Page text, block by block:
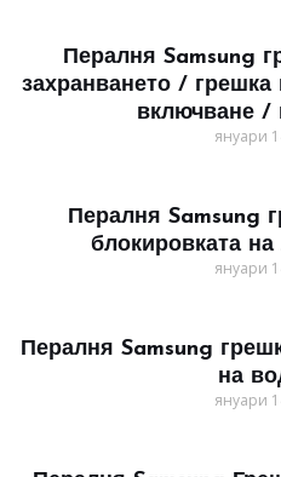
Пералня Samsung
захранването /
включване /
януари
Пералня Samsung
блокировката
януари
Пералня Samsung
на
януари